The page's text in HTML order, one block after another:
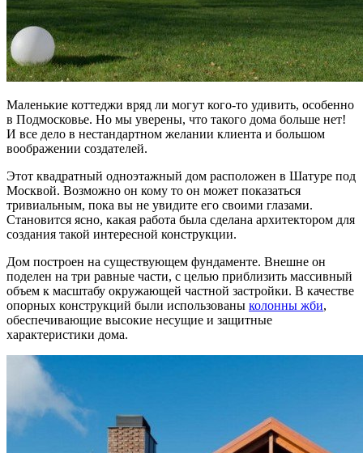
Маленькие коттеджи вряд ли могут кого-то удивить, особенно
в Подмосковье. Но мы уверены, что такого дома больше нет!
И все дело в нестандартном желании клиента и большом
воображении создателей.
Этот квадратный одноэтажный дом расположен в Шатуре под
Москвой. Возможно он кому то он может показаться
тривиальным, пока вы не увидите его своими глазами.
Становится ясно, какая работа была сделана архитектором для
создания такой интересной конструкции.
Дом построен на существующем фундаменте. Внешне он
поделен на три равные части, с целью приблизить массивный
объем к масштабу окружающей частной застройки. В качестве
опорных конструкций были использованы колонны жби,
обеспечивающие высокие несущие и защитные
характеристики дома.